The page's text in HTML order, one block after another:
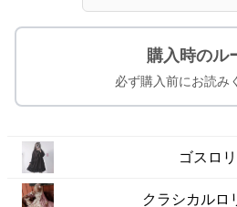
購入時のル
必ず購入前にお読み
ゴスロリ
クラシカルロ